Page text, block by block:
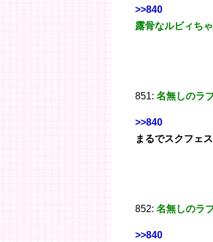
>>840
露骨なルビィち
851: 名無しのラ
>>840
まるでスクフェ
852: 名無しのラ
>>840